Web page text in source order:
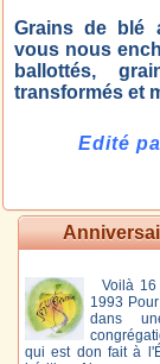
Grains de blé
vous nous
ballottés,
transformés et
Edité
Voilà 16
1993
dans
qui est don fait à